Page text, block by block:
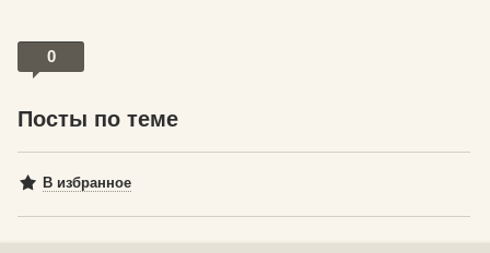
0
Посты по теме
В избранное